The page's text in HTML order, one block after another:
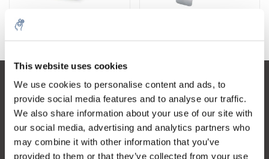
This website uses cookies
We use cookies to personalise content and ads, to
provide social media features and to analyse our traffic.
We also share information about your use of our site with
our social media, advertising and analytics partners who
may combine it with other information that you’ve
provided to them or that they’ve collected from your use
Plaques chauffantes
Service à la clientèle
Mon compte
Coordonnées
Horaires d'ouvertures